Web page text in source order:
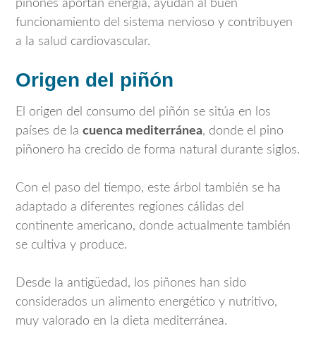
piñones aportan energía, ayudan al buen
funcionamiento del sistema nervioso y contribuyen
a la salud cardiovascular.
Origen del piñón
El origen del consumo del piñón se sitúa en los
países de la cuenca mediterránea, donde el pino
piñonero ha crecido de forma natural durante siglos.
Con el paso del tiempo, este árbol también se ha
adaptado a diferentes regiones cálidas del
continente americano, donde actualmente también
se cultiva y produce.
Desde la antigüedad, los piñones han sido
considerados un alimento energético y nutritivo,
muy valorado en la dieta mediterránea.